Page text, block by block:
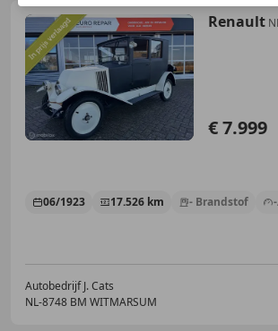
Renault
€ 7.999
06/1923 17.526 km - Brandstof
Autobedrijf J. Cats
NL-8748 BM WITMARSUM